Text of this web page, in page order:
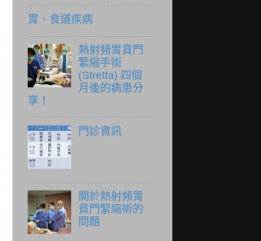
胃、食道疾病
熱射頻胃賁門
緊縮手術
(Stretta) 四個
月後的病患分
享！
門診資訊
關於熱射頻胃
賁門緊縮術的
問題